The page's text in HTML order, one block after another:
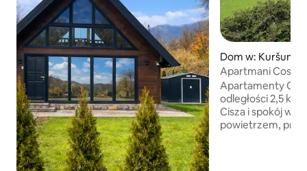
Dom w:
Apartmani Cosic 1
Apartamenty
odległości 2,5
Cisza i spokój w
powietrzem,